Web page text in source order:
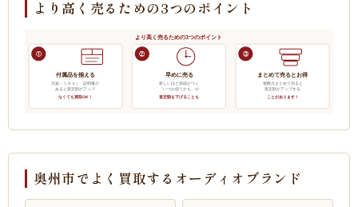
より高く売るための3つのポイント
より高く売るための3つのポイント
①
付属品を揃える
元箱・リモコン・説明書が
あると査定額がアップ
なくても買取OK！
②
早めに売る
新しいほど高値がつく
「いつか使うかも」が
査定額を下げることも
③
まとめて売るとお得
複数点まとめて売ると
査定額がアップする
ことがあります！
奥州市でよく買取するオーディオブランド